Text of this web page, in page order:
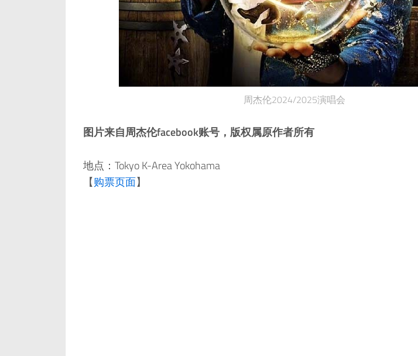
周杰伦2024/2025演唱会
图片来自周杰伦facebook账号，版权属原作者所有
地点：Tokyo K-Area Yokohama
【购票页面】